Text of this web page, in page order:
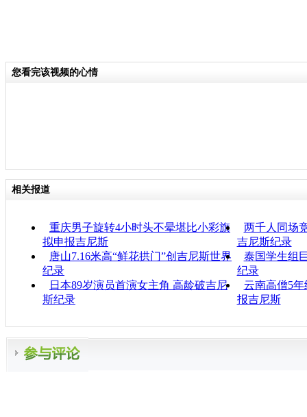
您看完该视频的心情
相关报道
重庆男子旋转4小时头不晕堪比小彩旗
拟申报吉尼斯
两千人同场
吉尼斯纪录
唐山7.16米高“鲜花拱门”创吉尼斯世界
纪录
泰国学生组
纪录
日本89岁演员首演女主角 高龄破吉尼
斯纪录
云南高僧5年
报吉尼斯